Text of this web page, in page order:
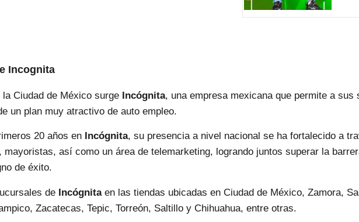
Incognita
la Ciudad de México surge Incógnita, una empresa mexicana que permite a
un plan muy atractivo de auto empleo.
20 años en Incógnita, su presencia a nivel nacional se ha fortalecido a
mayoristas, así como un área de telemarketing, logrando juntos superar la
de éxito.
de Incógnitaen las tiendas ubicadas en Ciudad de México, Zamora,
Zacatecas, Tepic, Torreón, Saltillo y Chihuahua, entre otras.